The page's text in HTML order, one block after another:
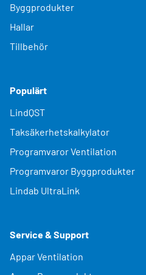
Byggprodukter
Hallar
Tillbehör
Populärt
LindQST
Taksäkerhetskalkylator
Programvaror Ventilation
Programvaror Byggprodukter
Lindab UltraLink
Service & Support
Appar Ventilation